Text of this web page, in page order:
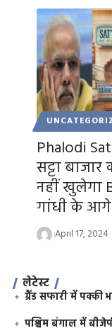
Phalodi
सट्टा
नहीं खुलेगा
गांधी के
April 17, 2024
लेटेस्ट
ग्रैंड सफारी में पक्की
पश्चिम बंगाल में